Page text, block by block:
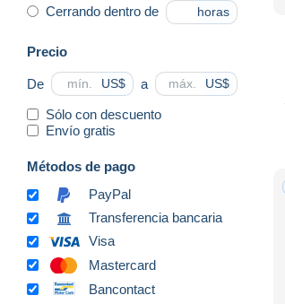
Cerrando dentro de horas
Precio
De US$ a US$
Sólo con descuento
Envío gratis
Métodos de pago
PayPal
Transferencia bancaria
Visa
Mastercard
Bancontact